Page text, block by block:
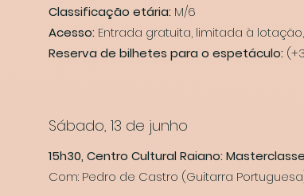
Classificação etária: M/6
Acesso: Entrada gratuita, limitada à
Reserva de bilhetes para o espetáculo:
Sábado, 13 de junho
15h30, Centro Cultural Raiano:
Com: Pedro de Castro (Guitarra